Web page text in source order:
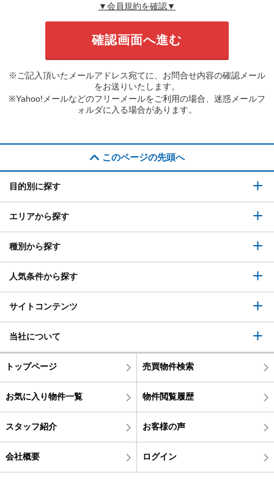
▼会員規約を確認▼
※ご記入頂いたメールアドレス宛てに、お問合せ内容の確認メール
をお送りいたします。
※Yahoo!メールなどのフリーメールをご利用の場合、迷惑メールフ
ォルダに入る場合があります。
このページの先頭へ
目的別に探す
エリアから探す
種別から探す
人気条件から探す
サイトコンテンツ
当社について
トップページ 売買物件検索
お気に入り物件一覧 物件閲覧履歴
スタッフ紹介 お客様の声
会社概要 ログイン